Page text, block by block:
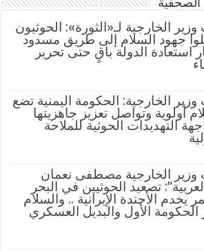
وزير الخارجية لـ«الثورة»: الحوثيون
جهود السلام إلى طريق مسدود
استعادة الدولة باقٍ حتى تحرير
وزير الخارجية: الحكومة اليمنية تضع
أولوية وتواصل تعزيز جاهزيتها
التهديدات الحوثية للملاحة
وزير الخارجية مصطفى نعمان
تصعيد الحوثيين في البحر
يخدم الأجندة الإيرانية .. والسلام
الحكومة الأول والبديل العسكري